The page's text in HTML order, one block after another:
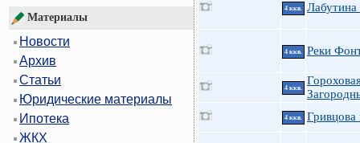
Материалы
Новости
Архив
Статьи
Юридические материалы
Ипотека
ЖКХ
4 ккв. Лабутина
4 ккв. Реки
4 ккв.
4 ккв. Гривцова